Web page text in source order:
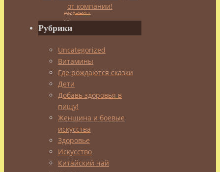
Итак,
продолжим
1990-
х.
Незабываемых.
Всем
нам
было
чуть
больше
двадцати.
Расцвет
физических
от компании!
Рубрики
Uncategorized
Витамины
Где рождаются сказки
Дети
Добавь здоровья в
пищу!
Женщина и боевые
искусства
Здоровье
Искусство
Китайский чай